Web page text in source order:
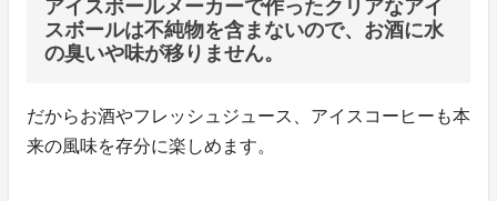
アイスボールメーカーで作ったクリアなアイ
スボールは不純物を含まないので、お酒に水
の臭いや味が移りません。
だからお酒やフレッシュジュース、アイスコーヒーも本
来の風味を存分に楽しめます。